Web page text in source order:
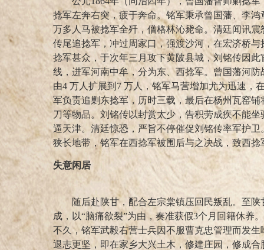
捻军左奔右突，疲于奔命。铭军秉承曾国藩、李
万多人马被捻军全歼，僧格林沁毙命。清廷闻讯
传尾追捻军，冲过周家口，强渡沙河，在宏济桥
捻军甚众，于次年三月攻下黄陂县城，刘铭传因
线，进军河南中牟，分为东、西捻军。曾国藩河
由4 万人扩展到7 万人，铭军马营增加尤为迅速，
军负责追剿东捻军，历时三载，最后在杨州瓦窑
刀等物品。刘铭传以封赏太少，告积劳成疾不能
逼天津。清廷惊恐，严旨不停催促刘铭传率军护
狭长地带，铭军在西捻军被围后与之决战，致西
失意闲居
随后赴陕甘，配合左宗棠镇压回民叛乱。至陕
成，以“脑痛欲裂”为由，奏准获假3个月回籍休养
不久，铭军武毅右营士兵因不服曹克忠管理而发
退志更坚，即在家乡大兴土木，修建庄园，修成